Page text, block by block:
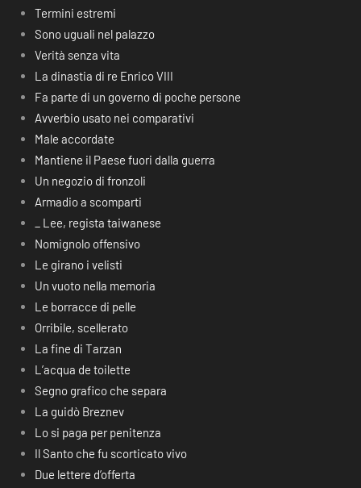
Termini estremi
Sono uguali nel palazzo
Verità senza vita
La dinastia di re Enrico VIII
Fa parte di un governo di poche persone
Avverbio usato nei comparativi
Male accordate
Mantiene il Paese fuori dalla guerra
Un negozio di fronzoli
Armadio a scomparti
_ Lee, regista taiwanese
Nomignolo offensivo
Le girano i velisti
Un vuoto nella memoria
Le borracce di pelle
Orribile, scellerato
La fine di Tarzan
L’acqua de toilette
Segno grafico che separa
La guidò Breznev
Lo si paga per penitenza
Il Santo che fu scorticato vivo
Due lettere d’offerta